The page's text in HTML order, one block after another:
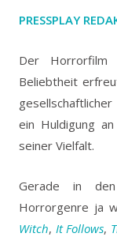
PRESSPLAY
Der
Beliebtheit
ein Huldigung
seiner Vielfalt.
Gerade in
Horrorgenre ja
Witch, It Follows,